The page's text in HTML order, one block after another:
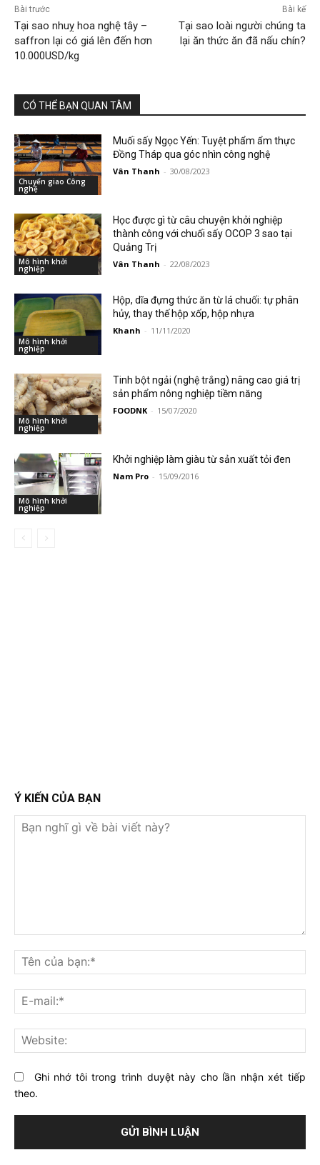
Bài trước
Tại sao nhuỵ hoa nghệ tây –
saffron lại có giá lên đến hơn
10.000USD/kg
Bài kế
Tại sao loài người chúng ta
lại ăn thức ăn đã nấu chín?
CÓ THỂ BẠN QUAN TÂM
Chuyển giao Công
nghệ
Muối sấy Ngọc Yến: Tuyệt phẩm ẩm thực
Đồng Tháp qua góc nhìn công nghệ
Vân Thanh - 30/08/2023
Mô hình khởi
nghiệp
Học được gì từ câu chuyện khởi nghiệp
thành công với chuối sấy OCOP 3 sao tại
Quảng Trị
Vân Thanh - 22/08/2023
Mô hình khởi
nghiệp
Hộp, dĩa đựng thức ăn từ lá chuối: tự phân
hủy, thay thế hộp xốp, hộp nhựa
Khanh - 11/11/2020
Mô hình khởi
nghiệp
Tinh bột ngải (nghệ trắng) nâng cao giá trị
sản phẩm nông nghiệp tiềm năng
FOODNK - 15/07/2020
Mô hình khởi
nghiệp
Khởi nghiệp làm giàu từ sản xuất tỏi đen
Nam Pro - 15/09/2016
Ý KIẾN CỦA BẠN
nghĩ
gì
về
bài
viết
này?
Ghi nhớ tôi trong trình duyệt này cho lần nhận xét tiếp
theo.